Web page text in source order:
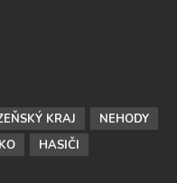
KRAJ
NEHODY
HASIČI